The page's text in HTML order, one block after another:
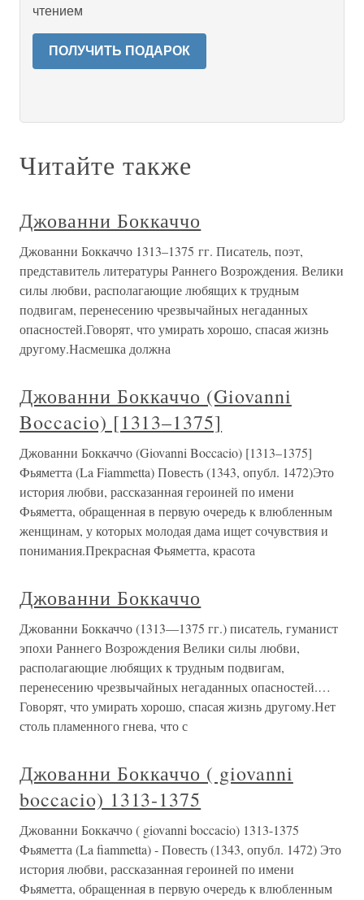
чтением
ПОЛУЧИТЬ ПОДАРОК
Читайте также
Джованни Боккаччо
Джованни Боккаччо 1313–1375 гг. Писатель, поэт,
представитель литературы Раннего Возрождения. Велики
силы любви, располагающие любящих к трудным
подвигам, перенесению чрезвычайных негаданных
опасностей.Говорят, что умирать хорошо, спасая жизнь
другому.Насмешка должна
Джованни Боккаччо (Giovanni
Boccacio) [1313–1375]
Джованни Боккаччо (Giovanni Boccacio) [1313–1375]
Фьяметта (La Fiammetta) Повесть (1343, опубл. 1472)Это
история любви, рассказанная героиней по имени
Фьяметта, обращенная в первую очередь к влюбленным
женщинам, у которых молодая дама ищет сочувствия и
понимания.Прекрасная Фьяметта, красота
Джованни Боккаччо
Джованни Боккаччо (1313—1375 гг.) писатель, гуманист
эпохи Раннего Возрождения Велики силы любви,
располагающие любящих к трудным подвигам,
перенесению чрезвычайных негаданных опасностей.…
Говорят, что умирать хорошо, спасая жизнь другому.Нет
столь пламенного гнева, что с
Джованни Боккаччо ( giovanni
boccacio) 1313-1375
Джованни Боккаччо ( giovanni boccacio) 1313-1375
Фьяметта (La fiammetta) - Повесть (1343, опубл. 1472) Это
история любви, рассказанная героиней по имени
Фьяметта, об­ращенная в первую очередь к влюбленным